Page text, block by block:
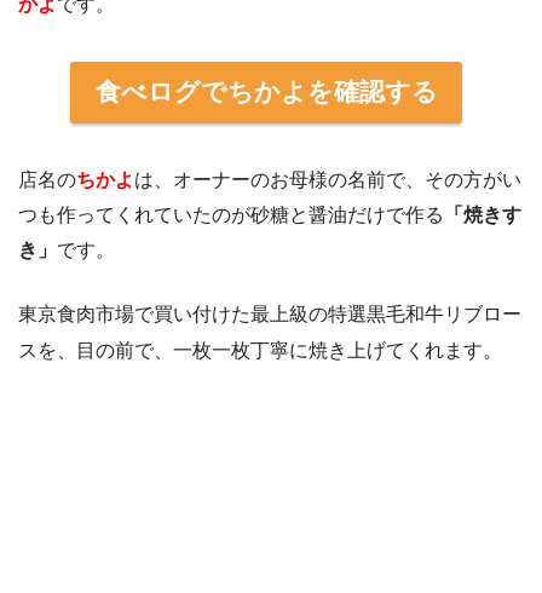
食べログでちかよを確認する
店名のちかよ は、オーナーのお母様の名前で、その方がい
つも作ってくれていたのが砂糖と醤油だけで作る
「焼きす
き」 です。
東京食肉市場で買い付けた最上級の特選黒毛和牛リブロー
スを、目の前で、一枚一枚丁寧に焼き上げてくれます。